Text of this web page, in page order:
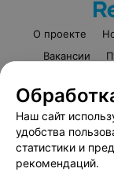
О проекте
Вакансии
Наш сайт
удобства
статистики и
рекомендаций.